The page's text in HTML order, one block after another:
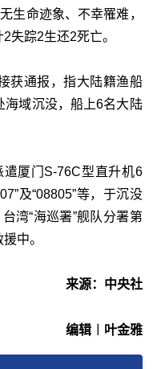
生命迹象、不幸罹难，
失踪2生还2死亡。
获通报，指大陆籍渔船
海域沉没，船上6名大陆
厦门S-76C型直升机6
及“08805”等，于沉没
湾“海巡署”舰队分署第
中。
来源：中央社
编辑︱叶金雅